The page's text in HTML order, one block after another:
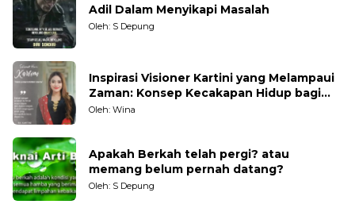
Adil Dalam Menyikapi Masalah
Oleh: S Depung
Inspirasi Visioner Kartini yang Melampaui
Zaman: Konsep Kecakapan Hidup bagi
Generasi Muda
Oleh: Wina
Apakah Berkah telah pergi? atau
memang belum pernah datang?
Oleh: S Depung